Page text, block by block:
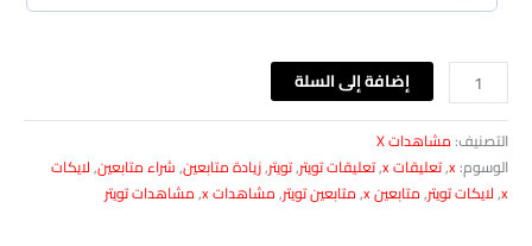
إضافة إلى السلة
التصنيف:مشاهدات X
الوسوم:x
,تعليقات x ,تعليقات تويتر,تويتر,زيادة متابعين,شراء متابعين,لايكات
x
,لايكات تويتر,متابعين x ,متابعين تويتر,مشاهدات x ,مشاهدات تويتر